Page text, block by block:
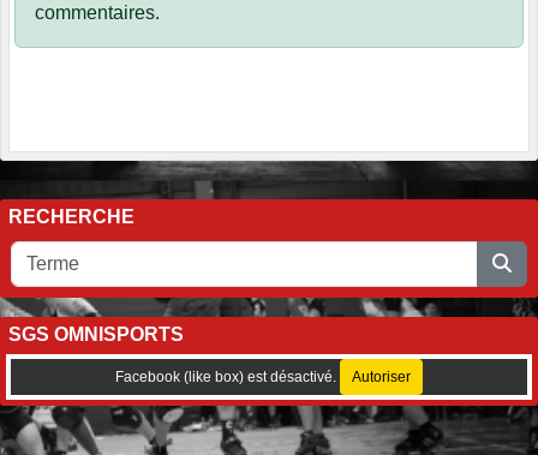
commentaires.
RECHERCHE
SGS OMNISPORTS
Facebook (like box) est désactivé. Autoriser